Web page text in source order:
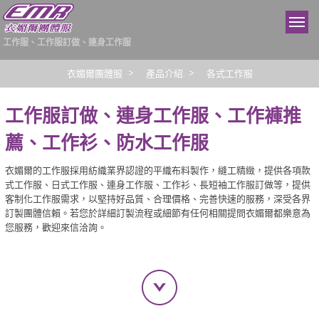
工作服、工作服訂做、連身工作服
衣媚爾團體服 產品介紹 各式工作服
工作服訂做、連身工作服、工作褲推
薦、工作衫、防水工作服
衣媚爾的工作服採用紡織業界認證的平織布料製作，縫工精緻，提供各項款
式工作服、日式工作服、連身工作服、工作衫、長短袖工作服訂做等，提供
客制化工作服需求，以堅持好品質、合理價格、完善快速的服務，深受各界
訂製團體信賴。若您於詳細訂製流程或細節有任何相關提問衣媚爾都樂意為
您服務，歡迎來信洽詢。